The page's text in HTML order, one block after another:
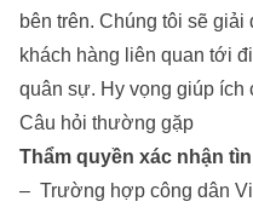
bên trên. Chúng tôi sẽ
khách hàng liên quan tới
quân sự. Hy vọng giúp ích
Câu hỏi thường gặp
Thẩm quyền xác nhận
– Trường hợp công dân